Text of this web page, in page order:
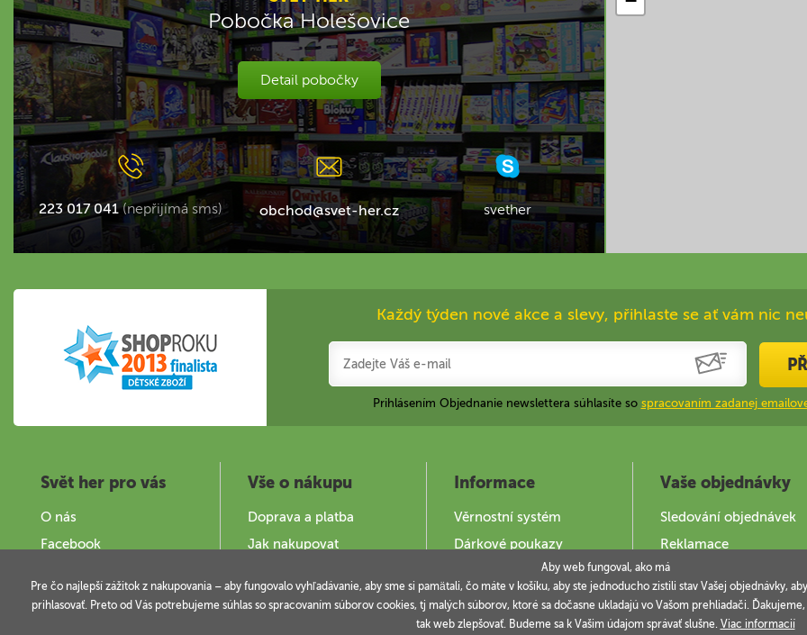
Pobočka Holešovice
Detail pobočky
223 017 041 (nepřijímá sms) obchod@svet-her.cz svether
Každý týden nové akce a slevy, přihlaste se ať vám nic
Prihlásením Objednanie newslettera súhlasíte so spracovaním zadanej
Svět her pro vás
O nás
Facebook
Provozovatel a kontakty
Vše o nákupu
Doprava a platba
Jak nakupovat
Podminky užití webu
Informace
Věrnostní systém
Dárkové poukazy
Jak použít DOKY
Vaše objednávky
Sledování objednávek
Reklamace
Aby web fungoval, ako má
Pre čo najlepší zážitok z nakupovania – aby fungovalo vyhľadávanie, aby sme si pamätali, čo máte v košíku, aby ste jednoducho zistili stav Vašej objednávky,
prihlasovať. Preto od Vás potrebujeme súhlas so spracovaním súborov cookies, tj malých súborov, ktoré sa dočasne ukladajú vo Vašom prehliadači.
tak web zlepšovať. Budeme sa k Vašim údajom správať slušne. Viac informacií